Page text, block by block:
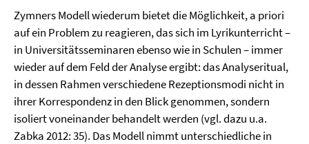
Zymners Modell wiederum bietet die Möglichkeit, a priori
auf ein Problem zu reagieren, das sich im Lyrikunterricht –
in Universitätsseminaren ebenso wie in Schulen – immer
wieder auf dem Feld der Analyse ergibt: das Analyseritual,
in dessen Rahmen verschiedene Rezeptionsmodi nicht in
ihrer Korrespondenz in den Blick genommen, sondern
isoliert voneinander behandelt werden (vgl. dazu u.a.
Zabka 2012: 35). Das Modell nimmt unterschiedliche in